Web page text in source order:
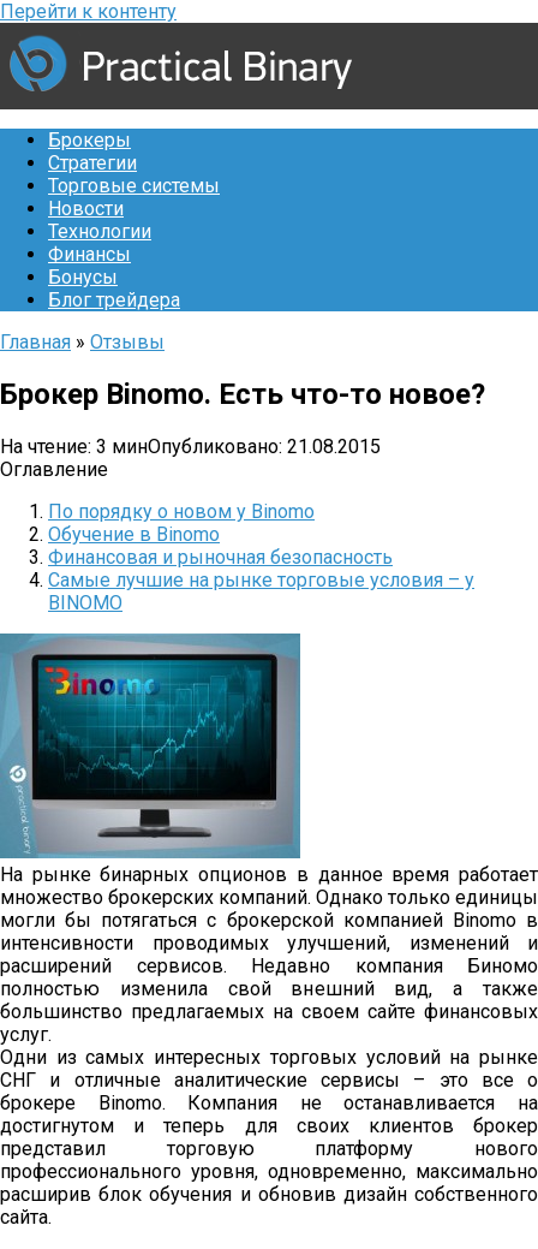
Перейти к контенту
Брокеры
Стратегии
Торговые системы
Новости
Технологии
Финансы
Бонусы
Блог трейдера
Главная » Отзывы
Брокер Binomo. Есть что-то новое?
На чтение: 3 минОпубликовано: 21.08.2015
Оглавление
По порядку о новом у Binomo
Обучение в Binomo
Финансовая и рыночная безопасность
Самые лучшие на рынке торговые условия – у
BINOMO
На рынке бинарных опционов в данное время работает
множество брокерских компаний. Однако только единицы
могли бы потягаться с брокерской компанией Binomo в
интенсивности проводимых улучшений, изменений и
расширений сервисов. Недавно компания Биномо
полностью изменила свой внешний вид, а также
большинство предлагаемых на своем сайте финансовых
услуг.
Одни из самых интересных торговых условий на рынке
СНГ и отличные аналитические сервисы – это все о
брокере Binomo. Компания не останавливается на
достигнутом и теперь для своих клиентов брокер
представил торговую платформу нового
профессионального уровня, одновременно, максимально
расширив блок обучения и обновив дизайн собственного
сайта.